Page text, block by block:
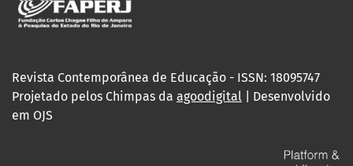
Revista Contemporânea de Educação - ISSN: 18095747
Projetado pelos Chimpas da agoodigital | Desenvolvido
em OJS